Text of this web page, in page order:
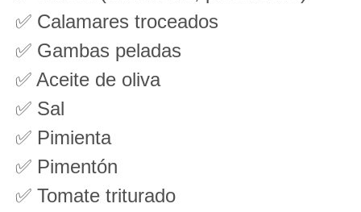
✅ Calamares troceados
✅ Gambas peladas
✅ Aceite de oliva
✅ Sal
✅ Pimienta
✅ Pimentón
✅ Tomate triturado